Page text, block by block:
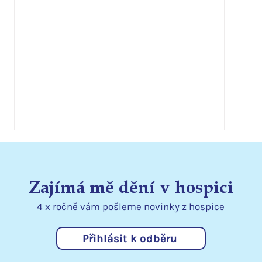
Jak dary pomohly hospici v
Zajímá mě dění v hospici
4 x ročně vám pošleme novinky z hospice
Přihlásit k odběru